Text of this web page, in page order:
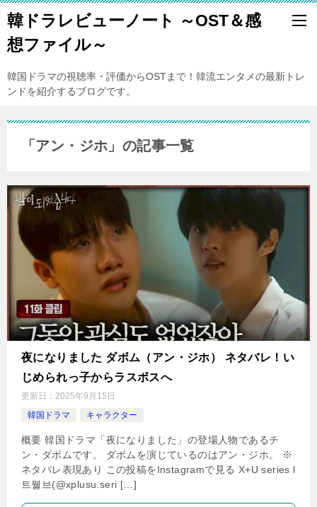
韓ドラレビューノート ～OST＆感
想ファイル～
韓国ドラマの視聴率・評価からOSTまで！韓流エンタメの最新トレ
ンドを紹介するブログです。
「アン・ジホ」の記事一覧
夜になりました ダボム（アン・ジホ） ネタバレ！い
じめられっ子からラスボスへ
更新日： 2025年9月15日
韓国ドラマ
キャラクター
概要 韓国ドラマ「夜になりました」の登場人物であるチ
ン・ダボムです。 ダボムを演じているのはアン・ジホ。 ※
ネタバレ表現あり この投稿をInstagramで見る X+U series l
트웰브(@xplusu.seri […]